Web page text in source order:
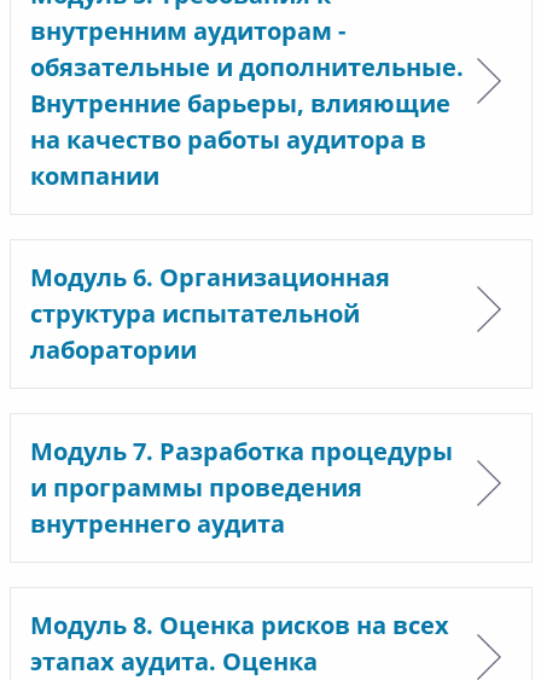
внутренним аудиторам -
обязательные и дополнительные.
Внутренние барьеры, влияющие
на качество работы аудитора в
компании
Модуль 6. Организационная
структура испытательной
лаборатории
Модуль 7. Разработка процедуры
и программы проведения
внутреннего аудита
Модуль 8. Оценка рисков на всех
этапах аудита. Оценка